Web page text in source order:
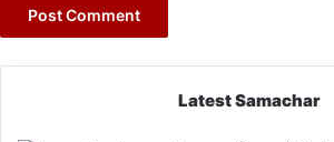
Latest Samachar